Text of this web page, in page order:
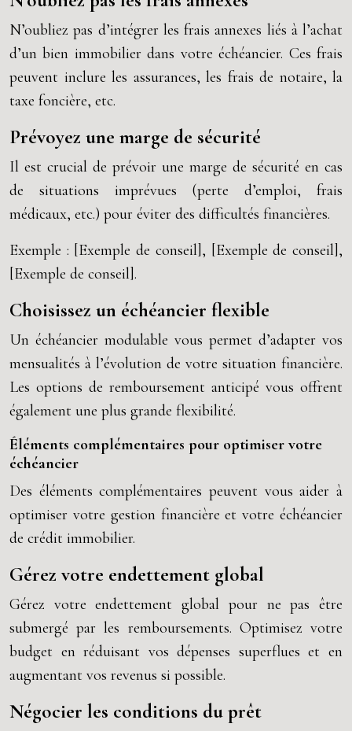
N’oubliez pas d’intégrer les frais annexes liés à l’achat
d’un bien immobilier dans votre échéancier. Ces frais
peuvent inclure les assurances, les frais de notaire, la
taxe foncière, etc.
Prévoyez une marge de sécurité
Il est crucial de prévoir une marge de sécurité en cas
de situations imprévues (perte d’emploi, frais
médicaux, etc.) pour éviter des difficultés financières.
Exemple : [Exemple de conseil], [Exemple de conseil],
[Exemple de conseil].
Choisissez un échéancier flexible
Un échéancier modulable vous permet d’adapter vos
mensualités à l’évolution de votre situation financière.
Les options de remboursement anticipé vous offrent
également une plus grande flexibilité.
Éléments complémentaires pour optimiser votre
échéancier
Des éléments complémentaires peuvent vous aider à
optimiser votre gestion financière et votre échéancier
de crédit immobilier.
Gérez votre endettement global
Gérez votre endettement global pour ne pas être
submergé par les remboursements. Optimisez votre
budget en réduisant vos dépenses superflues et en
augmentant vos revenus si possible.
Négocier les conditions du prêt